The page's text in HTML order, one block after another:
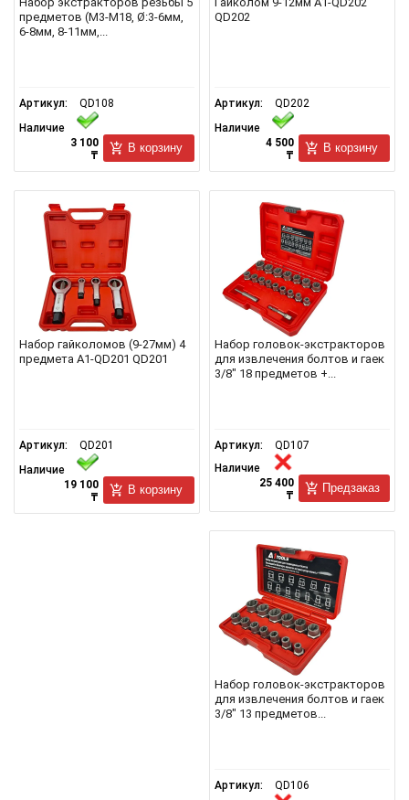
предметов (М3-М18, Ø:3-6мм,
6-8мм, 8-11мм,...
Артикул:
QD108
Наличие
3 100
₸
В корзину
QD202
Артикул:
QD202
Наличие
4 500
₸
В корзину
Набор гайколомов (9-27мм) 4
предмета A1-QD201 QD201
Артикул:
QD201
Наличие
19 100
₸
В корзину
Набор головок-экстракторов
для извлечения болтов и гаек
3/8" 18 предметов +...
Артикул:
QD107
Наличие
25 400
₸
Предзаказ
Набор головок-экстракторов
для извлечения болтов и гаек
3/8" 13 предметов...
Артикул:
QD106